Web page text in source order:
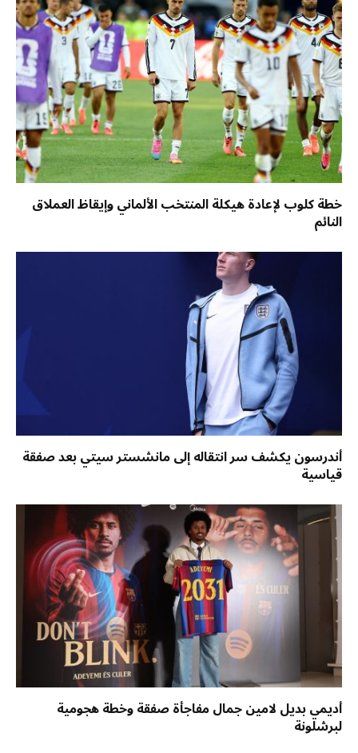
خطة كلوب لإعادة هيكلة المنتخب الألماني وإيقاظ العملاق
النائم
أندرسون يكشف سر انتقاله إلى مانشستر سيتي بعد صفقة
قياسية
أديمي بديل لامين جمال مفاجأة صفقة وخطة هجومية
لبرشلونة